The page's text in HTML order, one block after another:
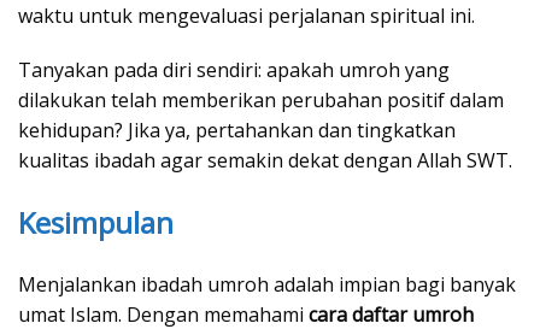
waktu untuk mengevaluasi perjalanan spiritual ini.
Tanyakan pada diri sendiri: apakah umroh yang
dilakukan telah memberikan perubahan positif dalam
kehidupan? Jika ya, pertahankan dan tingkatkan
kualitas ibadah agar semakin dekat dengan Allah SWT.
Kesimpulan
Menjalankan ibadah umroh adalah impian bagi banyak
umat Islam. Dengan memahami cara daftar umroh